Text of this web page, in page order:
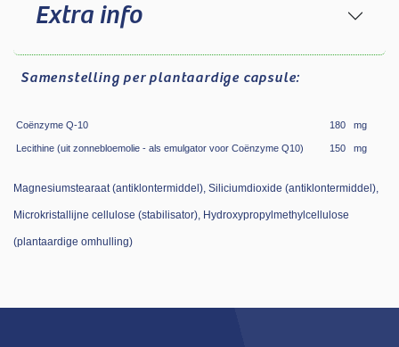
Extra info
Samenstelling per plantaardige capsule:
Coënzyme Q-10 180 mg
Lecithine (uit zonnebloemolie - als emulgator voor Coënzyme Q10) 150 mg
Magnesiumstearaat (antiklontermiddel), Siliciumdioxide (antiklontermiddel),
Microkristallijne cellulose (stabilisator), Hydroxypropylmethylcellulose
(plantaardige omhulling)